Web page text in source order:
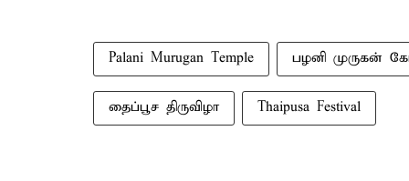
Palani Murugan Temple பழனி முருகன்
தைப்பூச திருவிழா Thaipusa Festival